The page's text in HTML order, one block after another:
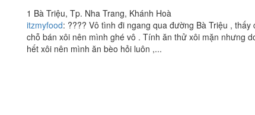
hết xôi nên mình ăn bèo hỏi luôn ,...